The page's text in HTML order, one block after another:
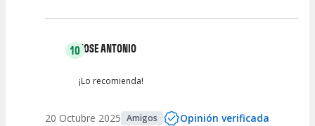
10JOSE ANTONIO
¡Lo recomienda!
20 Octubre 2025 Amigos Opinión verificada